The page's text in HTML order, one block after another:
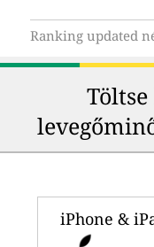
Ranking updated
iPhone &